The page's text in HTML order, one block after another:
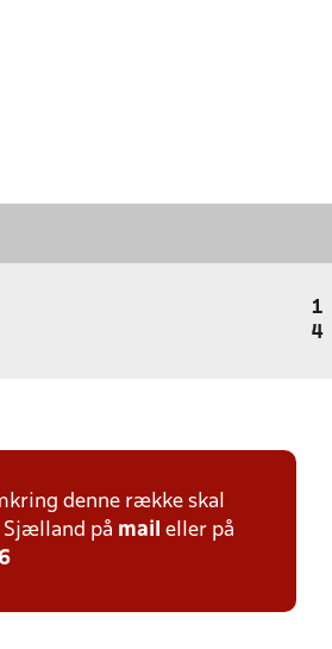
1
4
denne række skal
Sjælland på mail eller på